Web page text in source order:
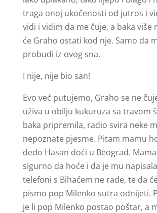
traga onoj ukočenosti od jutros i
vidi i vidim da me čuje, a baka više
će Graho ostati kod nje. Samo da
probudi iz ovog sna.
I nije, nije bio san!
Evo već putujemo, Graho se ne
uživa u obilju kukuruza sa travom
baka pripremila, radio svira neke
nepoznate pjesme. Pitam mamu
dedo Hasan doći u Beograd.
sigurno da hoće i da je mu
telefoni s Bihaćem ne rade, te da
pismo pop Milenko sutra odnijeti.
je li pop Milenko postao poštar, a